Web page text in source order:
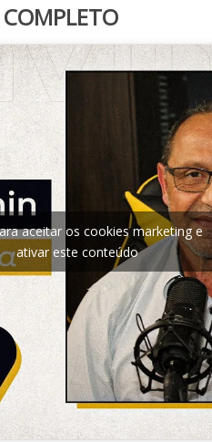
aceitar os cookies marketing e
ativar este conteúdo